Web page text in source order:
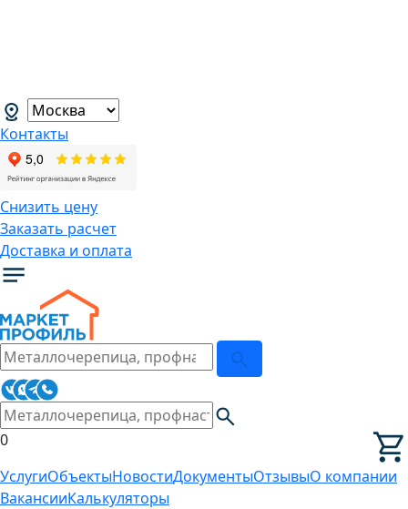
Контакты
Снизить цену
Заказать расчет
Доставка и оплата
0
УслугиОбъектыНовостиДокументыОтзывыО компании
ВакансииКалькуляторы